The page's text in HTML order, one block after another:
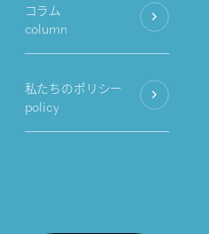
コラム
column
私たちのポリシー
policy